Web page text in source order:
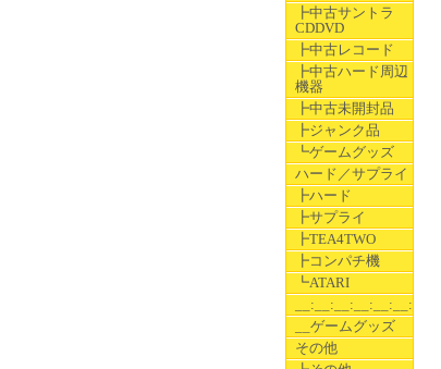
┣中古サントラ
CDDVD
┣中古レコード
┣中古ハード周辺
機器
┣中古未開封品
┣ジャンク品
┗ゲームグッズ
ハード／サプライ
┣ハード
┣サプライ
┣TEA4TWO
┣コンパチ機
┗ATARI
__:__:__:__:__:__:__
__ゲームグッズ
その他